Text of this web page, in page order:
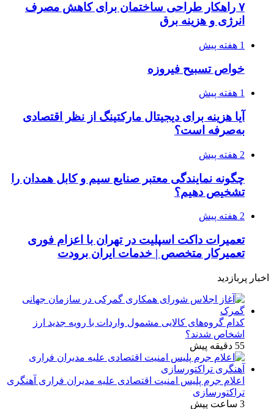
۷ راهکار طراحی ساختمان برای کاهش مصرف
انرژی و هزینه برق
1 هفته پیش
خواص تسبیح فیروزه
1 هفته پیش
آیا هزینه برای دیجیتال مارکتینگ از نظر اقتصادی
به‌صرفه است؟
2 هفته پیش
چگونه نمایندگی معتبر صنایع سیم و کابل همدان را
تشخیص دهیم؟
2 هفته پیش
تعمیرات داکت اسپلیت در تهران با اعزام فوری
تعمیرکار متخصص | خدمات ایران برودت
اخبار پربازدید
کدام گروه‌های کالایی مشمول واردات با رویه جدید ارز
اشخاص شدند؟
55 دقیقه پیش
اعلام جرم پلیس امنیت اقتصادی علیه مدیران فراری آهنگری
تراکتورسازی
3 ساعت پیش